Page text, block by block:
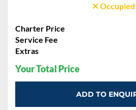
Occupied
Charter Price
Service Fee
Extras
Your Total Price
ADD TO